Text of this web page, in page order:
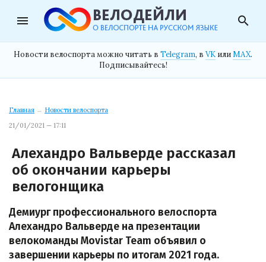
menu search
Новости велоспорта можно читать в Telegram, в VK илиMAX.
Подписывайтесь!
Главная → Новости велоспорта
21/01/2021 — 17:11
Алехандро Вальверде рассказал
об окончании карьеры
велогонщика
Демиург профессионального велоспорта
Алехандро Вальверде на презентации
велокоманды Movistar Team объявил о
завершении карьеры по итогам 2021 года.